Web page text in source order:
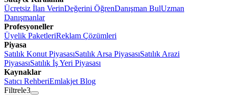
Ücretsiz İlan VerinDeğerini ÖğrenDanışman BulUzman
Danışmanlar
Profesyoneller
Üyelik PaketleriReklam Çözümleri
Piyasa
Satılık Konut PiyasasıSatılık Arsa PiyasasıSatılık Arazi
PiyasasıSatılık İş Yeri Piyasası
Kaynaklar
Satıcı RehberiEmlakjet Blog
Filtrele3